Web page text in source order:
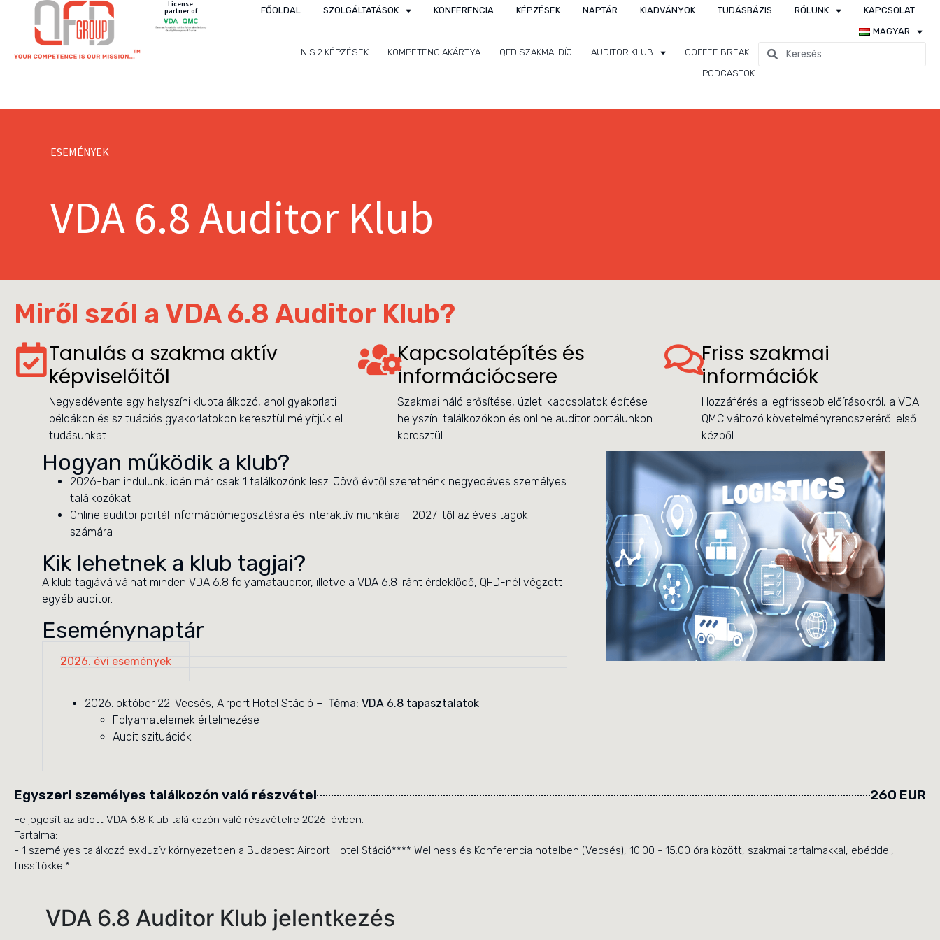
License
partner of FŐOLDAL SZOLGÁLTATÁSOK KONFERENCIA KÉPZÉSEK NAPTÁR KIADVÁNYOK TUDÁSBÁZIS RÓLUNK
KAPCSOLAT
MAGYAR
NIS 2 KÉPZÉSEK
KOMPETENCIAKÁRTYA QFD SZAKMAI DÍJ AUDITOR KLUB
COFFEE BREAK
PODCASTOK
ESEMÉNYEK
VDA 6.8 Auditor Klub
Miről szól a VDA 6.8 Auditor Klub?
Tanulás a szakma aktív
képviselőitől
Negyedévente egy helyszíni klubtalálkozó, ahol gyakorlati
példákon és szituációs gyakorlatokon keresztül mélyítjük el
tudásunkat.
Kapcsolatépítés és
információcsere
Szakmai háló erősítése, üzleti kapcsolatok építése
helyszíni találkozókon és online auditor portálunkon
keresztül.
Friss szakmai
információk
Hozzáférés a legfrissebb előírásokról, a VDA
QMC változó követelményrendszeréről első
kézből.
Hogyan működik a klub?
2026-ban indulunk, idén már csak 1 találkozónk lesz. Jövő évtől szeretnénk negyedéves személyes
találkozókat
Online auditor portál információmegosztásra és interaktív munkára – 2027-től az éves tagok
számára
Kik lehetnek a klub tagjai?
A klub tagjává válhat minden VDA 6.8 folyamatauditor, illetve a VDA 6.8 iránt érdeklődő, QFD-nél végzett
egyéb auditor.
Eseménynaptár
2026. évi események
2026. október 22. Vecsés, Airport Hotel Stáció – Téma: VDA 6.8 tapasztalatok
Folyamatelemek értelmezése
Audit szituációk
Egyszeri személyes találkozón való részvétel 260 EUR
Feljogosít az adott VDA 6.8 Klub találkozón való részvételre 2026. évben.
Tartalma:
- 1 személyes találkozó exkluzív környezetben a Budapest Airport Hotel Stáció**** Wellness és Konferencia hotelben (Vecsés), 10:00 - 15:00 óra között, szakmai tartalmakkal, ebéddel,
frissítőkkel*
VDA 6.8 Auditor Klub jelentkezés